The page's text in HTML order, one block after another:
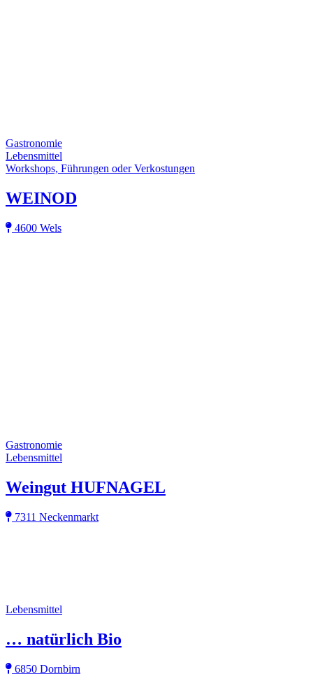
Gastronomie
Lebensmittel
Workshops, Führungen oder Verkostungen
WEINOD
4600 Wels
Gastronomie
Lebensmittel
Weingut HUFNAGEL
7311 Neckenmarkt
Lebensmittel
… natürlich Bio
6850 Dornbirn